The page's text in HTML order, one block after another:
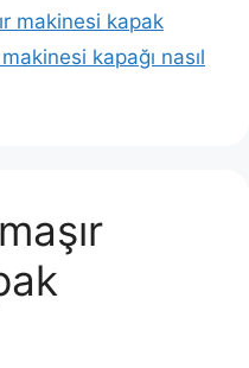
makinesi kapak
makinesi kapağı nasıl